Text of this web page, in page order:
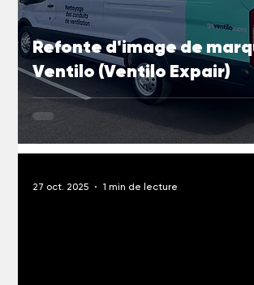
Refonte d'image de
Ventilo (Ventilo Expair)
27 oct. 2025 1 min de lecture